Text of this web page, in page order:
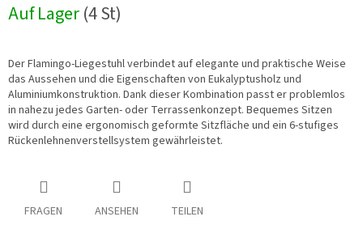
Auf Lager(4 St)
Der Flamingo-Liegestuhl verbindet auf elegante und praktische Weise
das Aussehen und die Eigenschaften von Eukalyptusholz und
Aluminiumkonstruktion. Dank dieser Kombination passt er problemlos
in nahezu jedes Garten- oder Terrassenkonzept. Bequemes Sitzen
wird durch eine ergonomisch geformte Sitzfläche und ein 6-stufiges
Rückenlehnenverstellsystem gewährleistet.
FRAGEN ANSEHEN TEILEN